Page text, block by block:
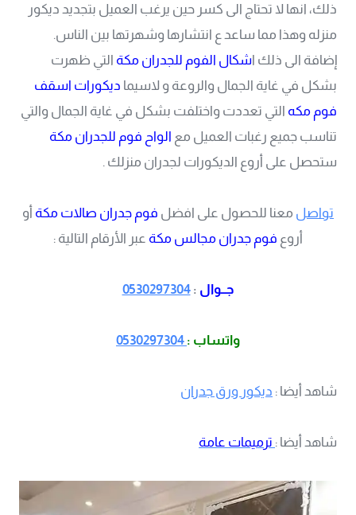
ذلك، انها لا تحتاج الى كسر حين يرغب العميل بتجديد ديكور
منزله وهذا مما ساعد ع انتشارها وشهرتها بين الناس.
إضافة الى ذلك اشكال الفوم للجدران مكة التي ظهرت
بشكل في غاية الجمال والروعة و لاسيما ديكورات اسقف
فوم مكه التي تعددت واختلفت بشكل في غاية الجمال والتي
تناسب جميع رغبات العميل مع الواح فوم للجدران مكة
ستحصل على أروع الديكورات لجدران منزلك .
تواصل معنا للحصول على افضل فوم جدران صالات مكة أو
أروع فوم جدران مجالس مكة عبر الأرقام التالية :
جــوال :
0530297304
واتساب :
شاهد أيضا : ديكور ورق جدران
شاهد أيضا : ترميمات عامة